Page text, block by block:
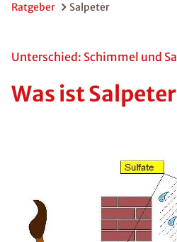
Ratgeber
Salpeter
Unterschied: Schimmel und
Was ist